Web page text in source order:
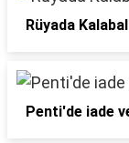
Rüyada
Penti'de iade